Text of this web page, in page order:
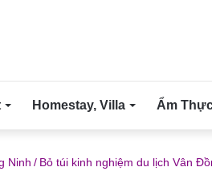
Homestay, Villa Ẩm
Ninh / Bỏ túi kinh nghiệm du lịch Vân